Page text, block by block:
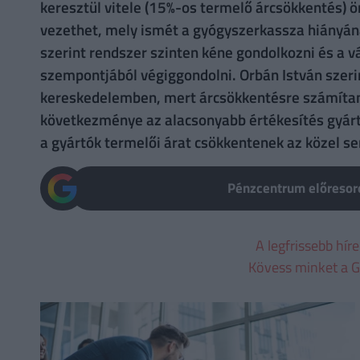
keresztül vitele (15%-os termelő árcsökkentés)
vezethet, mely ismét a gyógyszerkassza
szerint rendszer szinten kéne gondolkozni és a
szempontjából végiggondolni. Orbán István
kereskedelemben, mert árcsökkentésre
következménye az alacsonyabb értékesítés
a gyártók termelői árat csökkentenek az közel
Pénzcentrum
A legfrissebb
Kövess minket a